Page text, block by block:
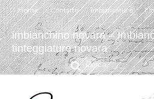
Home Contatto imbiancature
imbianchino novara –
tinteggiature novara
Cerca: